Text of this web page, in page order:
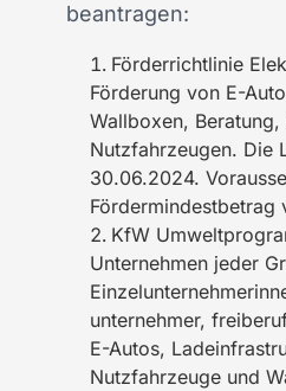
beantragen:
Förderrichtlinie
Förderung von E-
Wallboxen,
Nutzfahrzeugen. Die
30.06.2024.
Fördermindestbetrag
KfW
Unternehmen jeder
unternehmer,
E-Autos,
Nutzfahrzeuge und